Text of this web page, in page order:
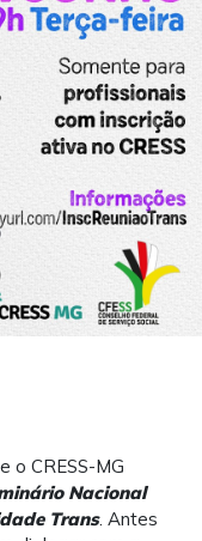
o CRESS-MG
Nacional
Trans. Antes